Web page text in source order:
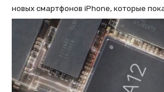
новых смартфонов iPhone, которые